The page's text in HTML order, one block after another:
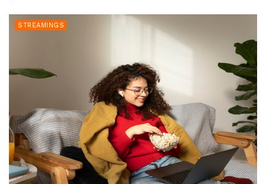
STREAMINGS